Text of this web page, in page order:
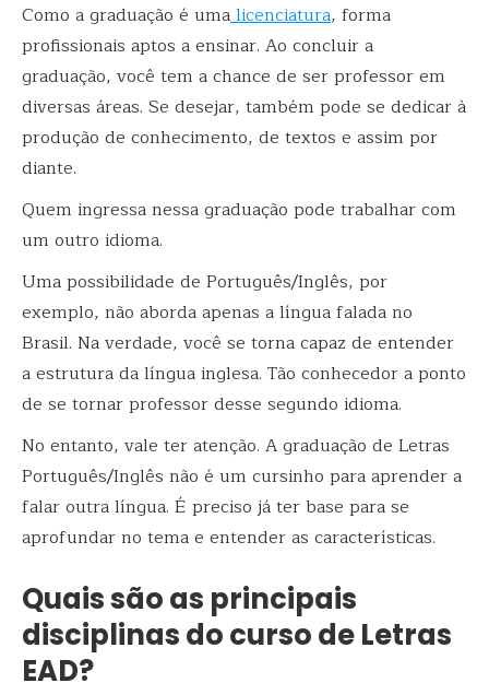
Como a graduação é umalicenciatura, forma
profissionais aptos a ensinar. Ao concluir a
graduação, você tem a chance de ser professor em
diversas áreas. Se desejar, também pode se dedicar à
produção de conhecimento, de textos e assim por
diante.
Quem ingressa nessa graduação pode trabalhar com
um outro idioma.
Uma possibilidade de Português/Inglês, por
exemplo, não aborda apenas a língua falada no
Brasil. Na verdade, você se torna capaz de entender
a estrutura da língua inglesa. Tão conhecedor a ponto
de se tornar professor desse segundo idioma.
No entanto, vale ter atenção. A graduação de Letras
Português/Inglês não é um cursinho para aprender a
falar outra língua. É preciso já ter base para se
aprofundar no tema e entender as características.
Quais são as principais
disciplinas do curso de Letras
EAD?